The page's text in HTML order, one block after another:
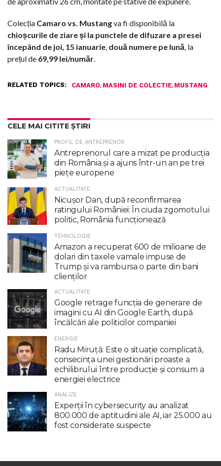
Colecția Camaro vs. Mustangva fi disponibilă la
chioșcurile de ziare și la punctele de difuzare a presei
începând de joi, 15 ianuarie două numere pe lună , la
prețul de 69,99 lei/număr
RELATED TOPICS: CAMARO, MASINI DE COLECTIE, MUSTANG
CELE MAI CITITE ȘTIRI
PROFIL DE ANTREPRENOR
Antreprenorul care a mizat pe producția
din România și a ajuns într-un an pe trei
piețe europene
ACTUALITATE
Nicuşor Dan, după reconfirmarea
ratingului României: În ciuda zgomotului
politic, România funcţionează
TEHNOLOGIE
Amazon a recuperat 600 de milioane de
dolari din taxele vamale impuse de
Trump şi va rambursa o parte din bani
clienţilor
ACTUALITATE
Google retrage funcţia de generare de
imagini cu AI din Google Earth, după
încălcări ale politicilor companiei
ENERGIE
Radu Miruţă: Este o situaţie complicată,
consecinţa unei gestionări proaste a
echilibrului între producţie şi consum a
energiei electrice
ANALIZE
Experții în cybersecurity au analizat
800.000 de aptitudini ale AI, iar 25.000 au
fost considerate suspecte